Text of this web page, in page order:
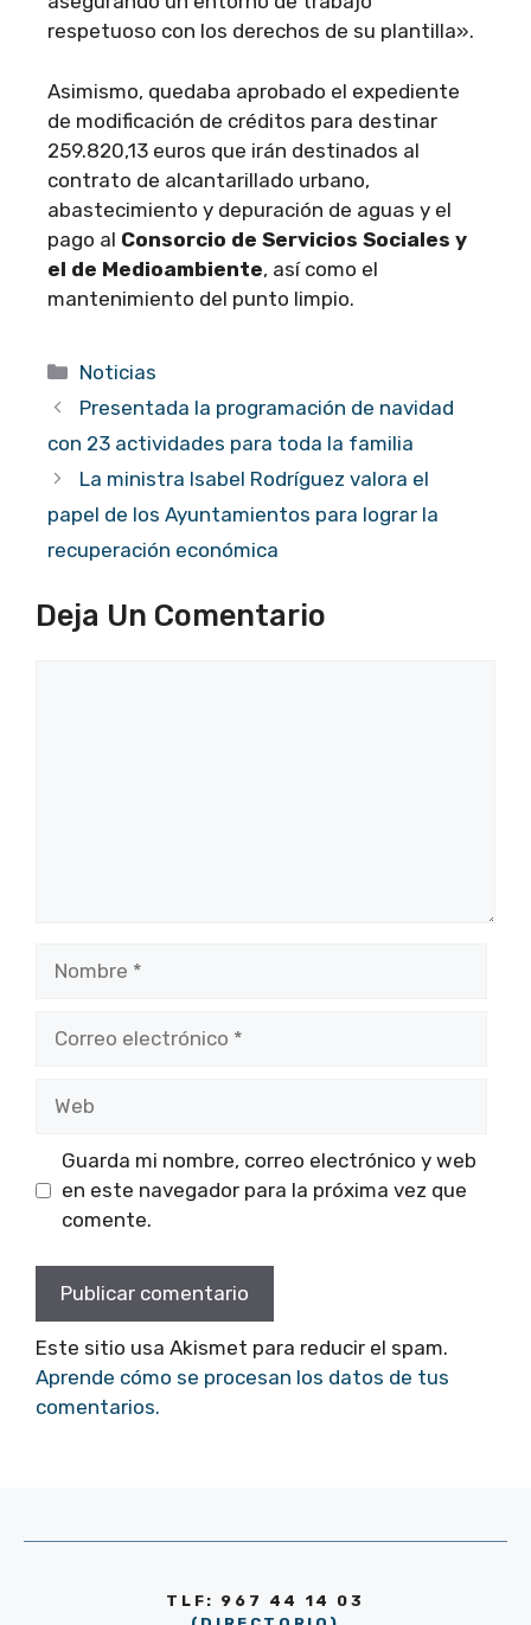
respetuoso con los derechos de su plantilla».
Asimismo, quedaba aprobado el expediente
de modificación de créditos para destinar
259.820,13 euros que irán destinados al
contrato de alcantarillado urbano,
abastecimiento y depuración de aguas y el
pago al Consorcio de Servicios Sociales y
el de Medioambiente, así como el
mantenimiento del punto limpio.
Categorías
Noticias
Presentada la programación de navidad
con 23 actividades para toda la familia
La ministra Isabel Rodríguez valora el
papel de los Ayuntamientos para lograr la
recuperación económica
Deja Un Comentario
Guarda mi nombre, correo electrónico y web
en este navegador para la próxima vez que
comente.
Este sitio usa Akismet para reducir el spam.
Aprende cómo se procesan los datos de tus
comentarios.
TLF: 967 44 14 03